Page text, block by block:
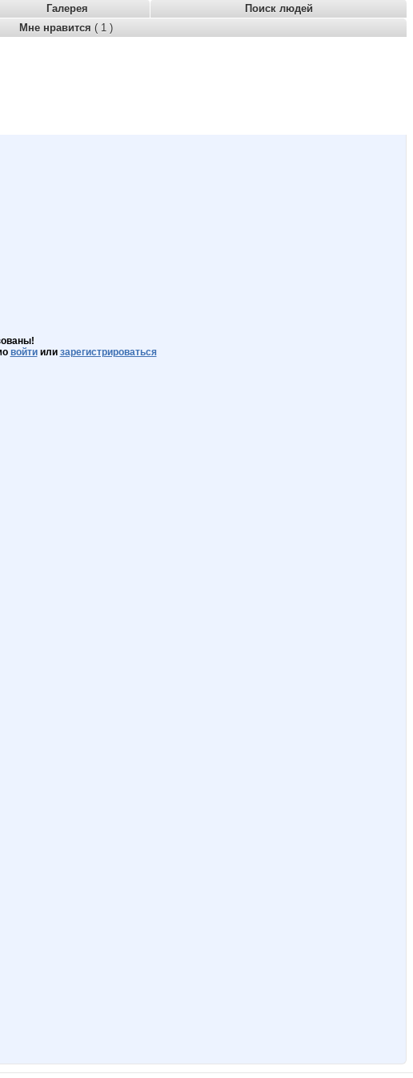
Галерея
Поиск людей
Мне нравится ( 1 )
войтиили зарегистрироваться